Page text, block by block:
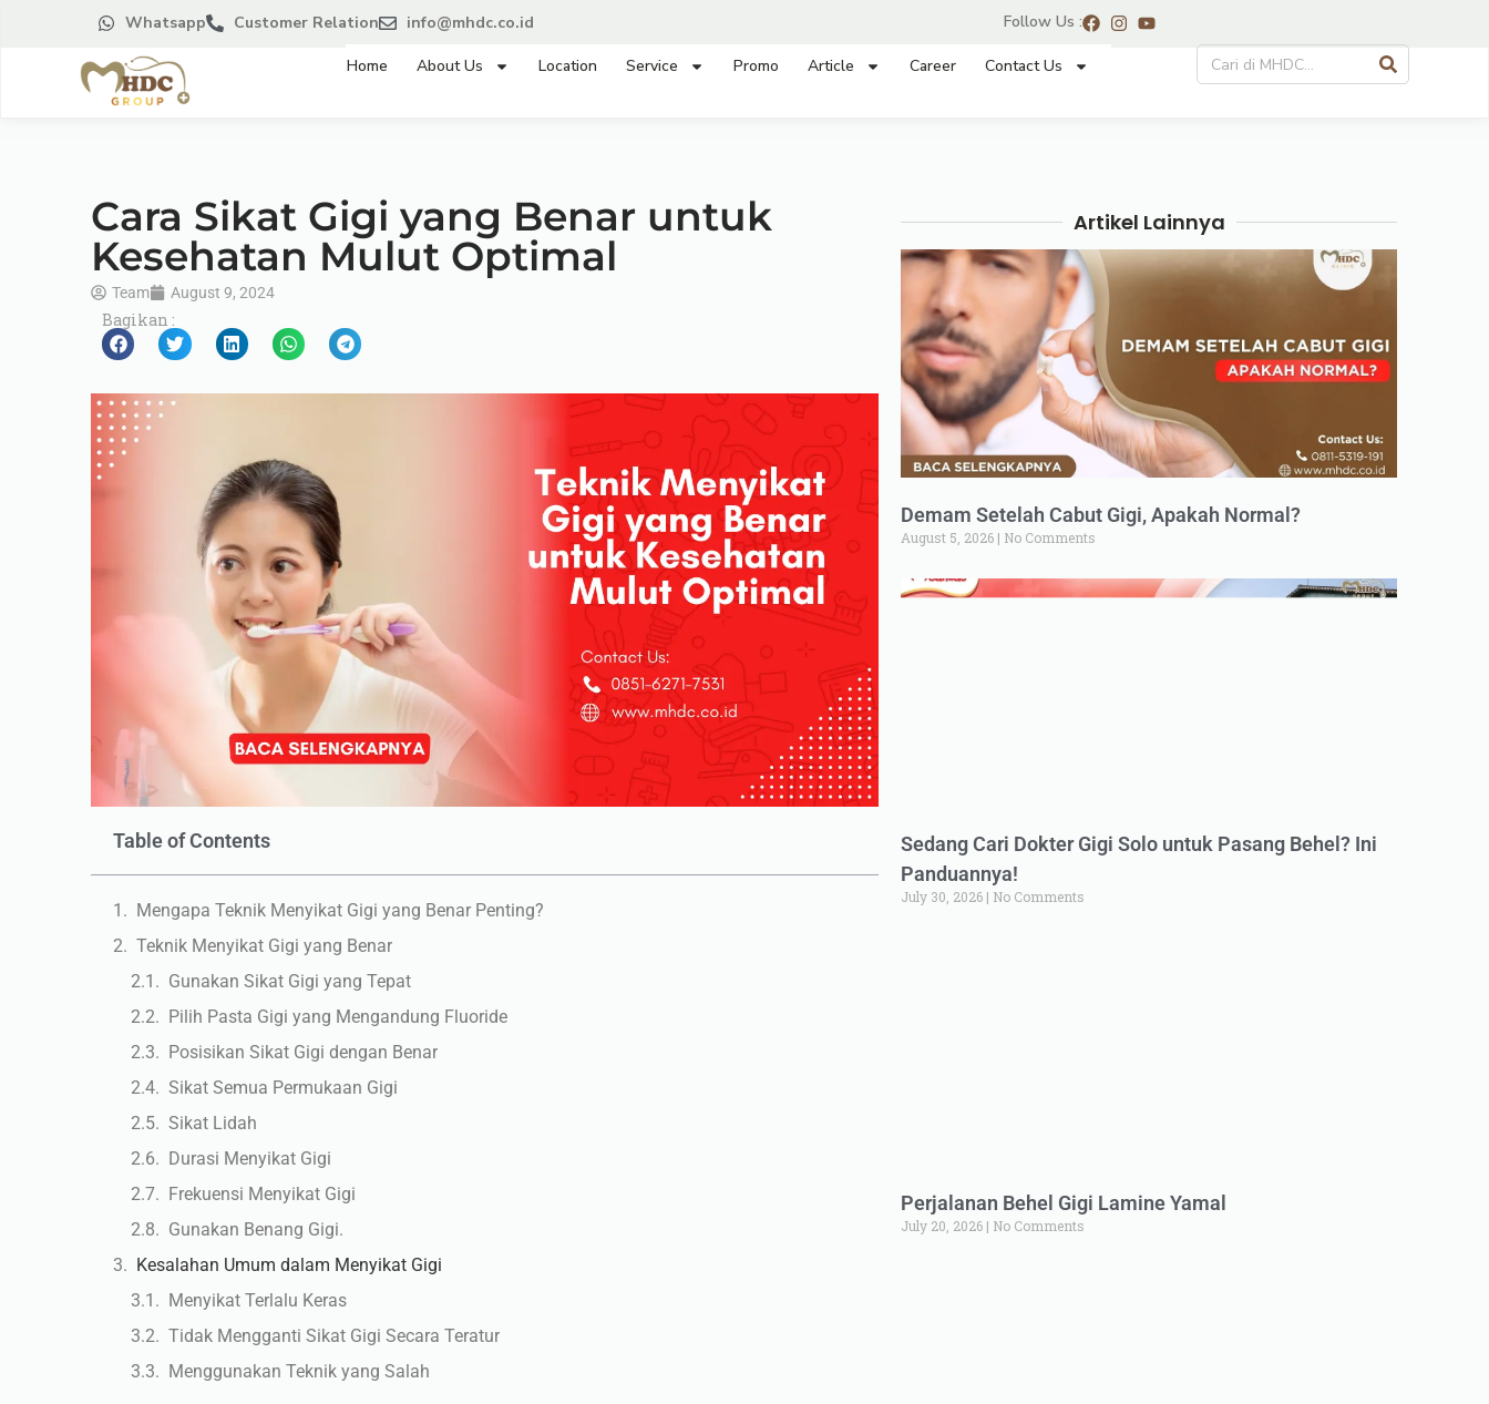
Whatsapp Customer Relation info@mhdc.co.id Follow Us :
Home About Us Location Service Promo Article Career Contact Us
Cara Sikat Gigi yang Benar untuk
Kesehatan Mulut Optimal
Team August 9, 2024
Bagikan :
Table of Contents
Mengapa Teknik Menyikat Gigi yang Benar Penting?
Teknik Menyikat Gigi yang Benar
Gunakan Sikat Gigi yang Tepat
Pilih Pasta Gigi yang Mengandung Fluoride
Posisikan Sikat Gigi dengan Benar
Sikat Semua Permukaan Gigi
Sikat Lidah
Durasi Menyikat Gigi
Frekuensi Menyikat Gigi
Gunakan Benang Gigi.
Kesalahan Umum dalam Menyikat Gigi
Menyikat Terlalu Keras
Tidak Mengganti Sikat Gigi Secara Teratur
Menggunakan Teknik yang Salah
Artikel Lainnya
Demam Setelah Cabut Gigi, Apakah Normal?
August 5, 2026 No Comments
Sedang Cari Dokter Gigi Solo untuk Pasang Behel? Ini
Panduannya!
July 30, 2026 No Comments
Perjalanan Behel Gigi Lamine Yamal
July 20, 2026 No Comments